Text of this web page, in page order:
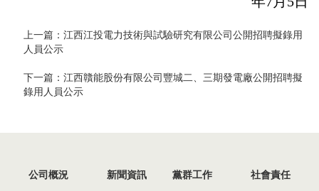
上一篇： 江西江投電力技術與試驗研究有限公司公開招聘擬錄用
人員公示
下一篇： 江西贛能股份有限公司豐城二、三期發電廠公開招聘擬
錄用人員公示
公司概況 新聞資訊 黨群工作 社會責任